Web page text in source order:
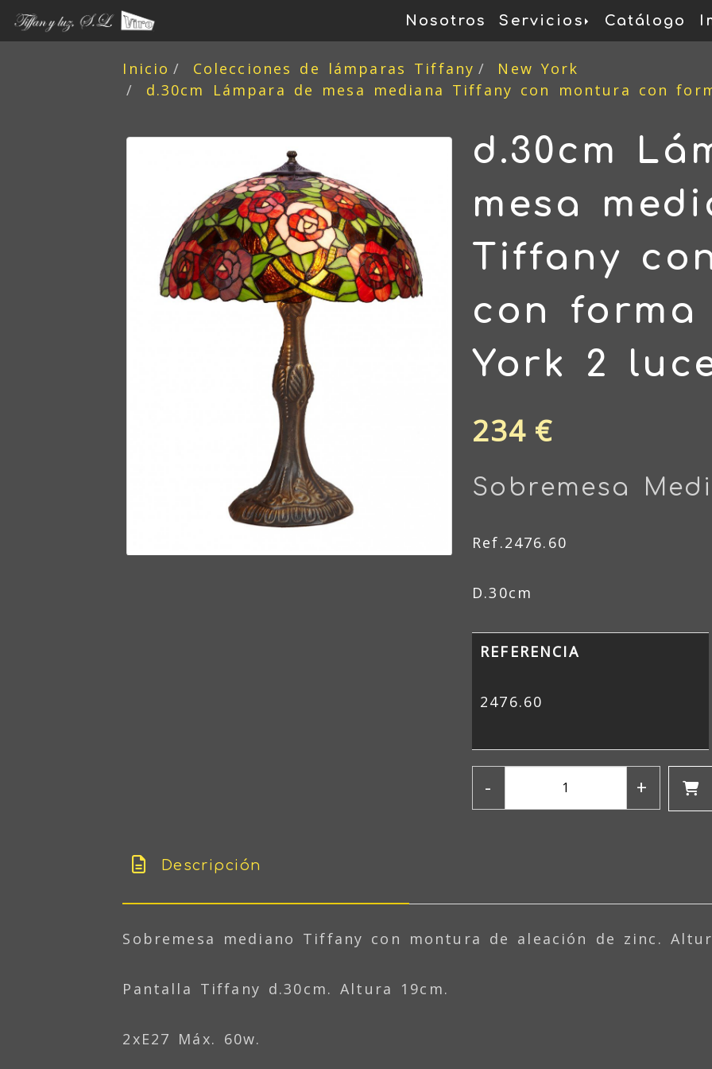
Nosotros Servicios Catálogo
Inicio Colecciones de lámparas Tiffany
New York
d.30cm Lámpara de mesa mediana Tiffany con montura con
d.30cm
mesa
Tiffany
con forma
York 2
234 €
Sobremesa
Ref.2476.60
D.30cm
REFERENCIA
2476.60
- +
Descripción
Sobremesa mediano Tiffany con montura de aleación de zinc.
Pantalla Tiffany d.30cm. Altura 19cm.
2xE27 Máx. 60w.